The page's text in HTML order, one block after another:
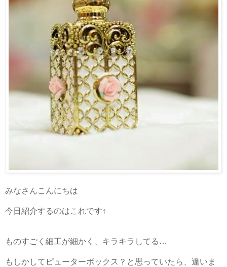
みなさんこんにちは
今日紹介するのはこれです↑
ものすごく細工が細かく、キラキラしてる…
もしかしてピューターボックス？と思っていたら、違いま